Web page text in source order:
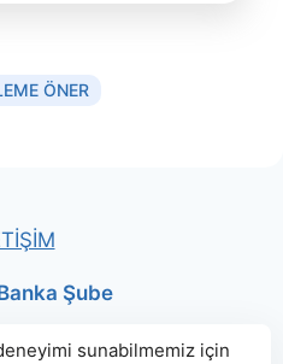
ÖNER
Şube
bilgileri için kaynak olarak
sunabilmemiz için